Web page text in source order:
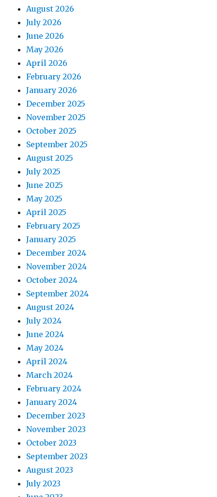
August 2026
July 2026
June 2026
May 2026
April 2026
February 2026
January 2026
December 2025
November 2025
October 2025
September 2025
August 2025
July 2025
June 2025
May 2025
April 2025
February 2025
January 2025
December 2024
November 2024
October 2024
September 2024
August 2024
July 2024
June 2024
May 2024
April 2024
March 2024
February 2024
January 2024
December 2023
November 2023
October 2023
September 2023
August 2023
July 2023